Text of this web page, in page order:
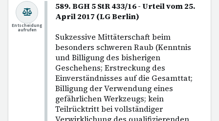
589. BGH 5 StR 433/16 - Urteil vom 25.
April 2017 (LG Berlin)
Sukzessive Mittäterschaft beim
besonders schweren Raub (Kenntnis
und Billigung des bisherigen
Geschehens; Erstreckung des
Einverständnisses auf die Gesamttat;
Billigung der Verwendung eines
gefährlichen Werkzeugs; kein
Teilrücktritt bei vollständiger
Entscheidung
aufrufen